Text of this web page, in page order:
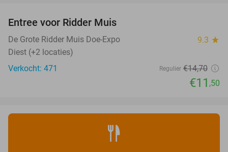
Entree voor Ridder Muis
De Grote Ridder Muis Doe-Expo 9.3 star
Diest (+2 locaties)
Verkocht: 471
Regulier €14,70
€11 ,50